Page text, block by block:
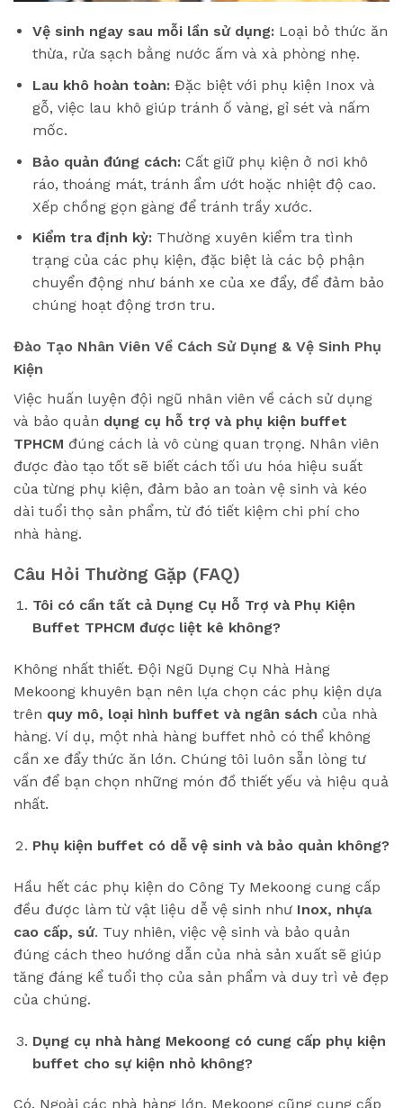
Vệ sinh ngay sau mỗi lần sử dụng:Loại bỏ thức ăn
thừa, rửa sạch bằng nước ấm và xà phòng nhẹ.
Lau khô hoàn toàn:Đặc biệt với phụ kiện Inox và
gỗ, việc lau khô giúp tránh ố vàng, gỉ sét và nấm
mốc.
Bảo quản đúng cách:Cất giữ phụ kiện ở nơi khô
ráo, thoáng mát, tránh ẩm ướt hoặc nhiệt độ cao.
Xếp chồng gọn gàng để tránh trầy xước.
Kiểm tra định kỳ:Thường xuyên kiểm tra tình
trạng của các phụ kiện, đặc biệt là các bộ phận
chuyển động như bánh xe của xe đẩy, để đảm bảo
chúng hoạt động trơn tru.
Đào Tạo Nhân Viên Về Cách Sử Dụng & Vệ Sinh Phụ
Kiện
Việc huấn luyện đội ngũ nhân viên về cách sử dụng
và bảo quản dụng cụ hỗ trợ và phụ kiện buffet
TPHCM đúng cách là vô cùng quan trọng. Nhân viên
được đào tạo tốt sẽ biết cách tối ưu hóa hiệu suất
của từng phụ kiện, đảm bảo an toàn vệ sinh và kéo
dài tuổi thọ sản phẩm, từ đó tiết kiệm chi phí cho
nhà hàng.
Câu Hỏi Thường Gặp (FAQ)
Tôi có cần tất cả Dụng Cụ Hỗ Trợ và Phụ Kiện
Buffet TPHCM được liệt kê không?
Không nhất thiết. Đội Ngũ Dụng Cụ Nhà Hàng
Mekoong khuyên bạn nên lựa chọn các phụ kiện dựa
trên quy mô, loại hình buffet và ngân sách của nhà
hàng. Ví dụ, một nhà hàng buffet nhỏ có thể không
cần xe đẩy thức ăn lớn. Chúng tôi luôn sẵn lòng tư
vấn để bạn chọn những món đồ thiết yếu và hiệu quả
nhất.
Phụ kiện buffet có dễ vệ sinh và bảo quản không?
Hầu hết các phụ kiện do Công Ty Mekoong cung cấp
đều được làm từ vật liệu dễ vệ sinh như Inox, nhựa
cao cấp, sứ. Tuy nhiên, việc vệ sinh và bảo quản
đúng cách theo hướng dẫn của nhà sản xuất sẽ giúp
tăng đáng kể tuổi thọ của sản phẩm và duy trì vẻ đẹp
của chúng.
Dụng cụ nhà hàng Mekoong có cung cấp phụ kiện
buffet cho sự kiện nhỏ không?
Có. Ngoài các nhà hàng lớn, Mekoong cũng cung cấp